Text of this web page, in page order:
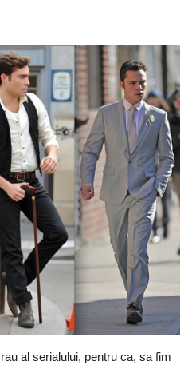
al serialului, pentru ca, sa fim